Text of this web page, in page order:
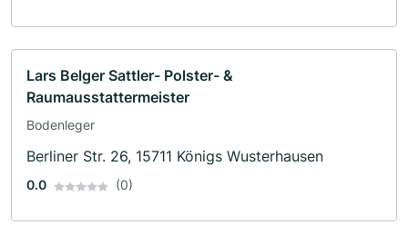
Lars Belger Sattler- Polster- &
Raumausstattermeister
Bodenleger
Berliner Str. 26, 15711 Königs Wusterhausen
0.0 (0)